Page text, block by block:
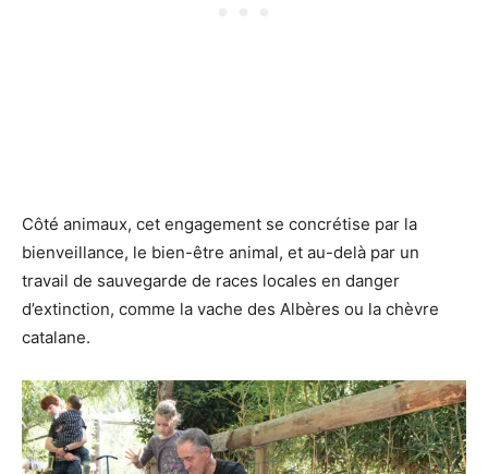
Côté animaux, cet engagement se concrétise par la
bienveillance, le bien-être animal, et au-delà par un
travail de sauvegarde de races locales en danger
d’extinction, comme la vache des Albères ou la chèvre
catalane.